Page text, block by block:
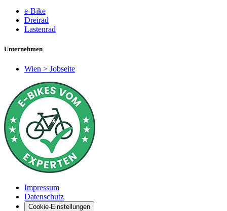
e-Bike
Dreirad
Lastenrad
Unternehmen
Wien > Jobseite
Impressum
Datenschutz
Cookie-Einstellungen